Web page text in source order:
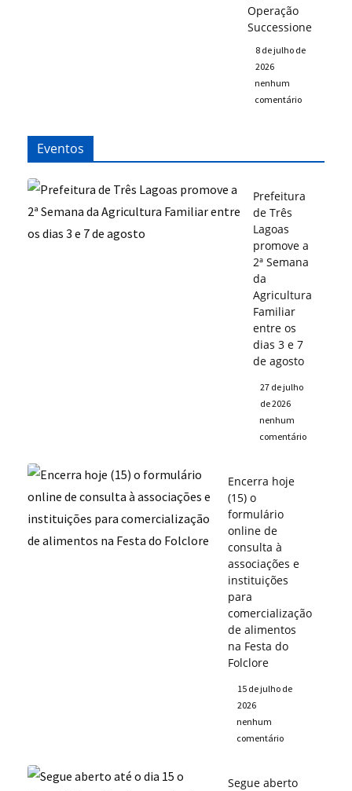
Operação
Successione
8 de julho de
2026
nenhum
comentário
Eventos
Prefeitura
de Três
Lagoas
promove a
2ª Semana
da
Agricultura
Familiar
entre os
dias 3 e 7
de agosto
27 de julho
de 2026
nenhum
comentário
Encerra hoje
(15) o
formulário
online de
consulta à
associações e
instituições
para
comercialização
de alimentos
na Festa do
Folclore
15 de julho de
2026
nenhum
comentário
Segue aberto